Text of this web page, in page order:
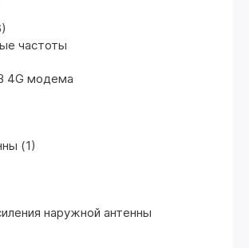
)
частоты
4G модема
(1)
наружной антенны